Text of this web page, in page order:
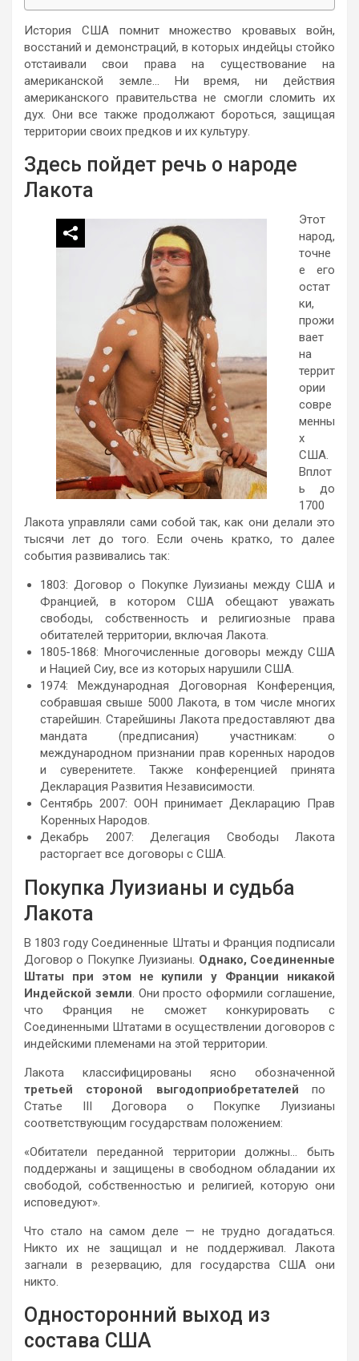
История США помнит множество кровавых войн,
восстаний и демонстраций, в которых индейцы стойко
отстаивали свои права на существование на
американской земле… Ни время, ни действия
американского правительства не смогли сломить их
дух. Они все также продолжают бороться, защищая
территории своих предков и их культуру.
Здесь пойдет речь о народе
Лакота
Этот
народ,
точне
е его
остат
ки,
прожи
вает
на
террит
ории
совре
менны
х
США.
Вплот
ь до
1700
Лакота управляли сами собой так, как они делали это
тысячи лет до того. Если очень кратко, то далее
события развивались так:
1803: Договор о Покупке Луизианы между США и
Францией, в котором США обещают уважать
свободы, собственность и религиозные права
обитателей территории, включая Лакота.
1805-1868: Многочисленные договоры между США
и Нацией Сиу, все из которых нарушили США.
1974: Международная Договорная Конференция,
собравшая свыше 5000 Лакота, в том числе многих
старейшин. Старейшины Лакота предоставляют два
мандата (предписания) участникам: о
международном признании прав коренных народов
и суверенитете. Также конференцией принята
Декларация Развития Независимости.
Сентябрь 2007: ООН принимает Декларацию Прав
Коренных Народов.
Декабрь 2007: Делегация Свободы Лакота
расторгает все договоры с США.
Покупка Луизианы и судьба
Лакота
В 1803 году Соединенные Штаты и Франция подписали
Договор о Покупке Луизианы. Однако, Соединенные
Штаты при этом не купили у Франции никакой
Индейской земли. Они просто оформили соглашение,
что Франция не сможет конкурировать с
Соединенными Штатами в осуществлении договоров с
индейскими племенами на этой территории.
Лакота классифицированы ясно обозначенной
третьей стороной выгодоприобретателей по
Статье III Договора о Покупке Луизианы
соответствующим государствам положением:
«Обитатели переданной территории должны… быть
поддержаны и защищены в свободном обладании их
свободой, собственностью и религией, которую они
исповедуют».
Что стало на самом деле — не трудно догадаться.
Никто их не защищал и не поддерживал. Лакота
загнали в резервацию, для государства США они
никто.
Односторонний выход из
состава США